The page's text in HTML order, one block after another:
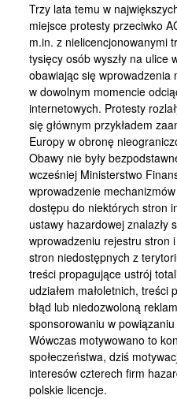
Trzy lata temu w
miejsce protesty przeciwko
m.in. z nielicencjonowanymi
tysięcy osób wyszły na ulice
obawiając się wprowadzenia
w dowolnym momencie
internetowych. Protesty
się głównym przykładem
Europy w obronę
Obawy nie były
wcześniej Ministerstwo
wprowadzenie
dostępu do niektórych stron
ustawy hazardowej znalazły
wprowadzeniu rejestru stron
stron niedostępnych z
treści propagujące ustrój
udziałem małoletnich,
błąd lub niedozwoloną
sponsorowaniu w
Wówczas motywowano to
społeczeństwa, dziś
interesów czterech firm
polskie licencje.